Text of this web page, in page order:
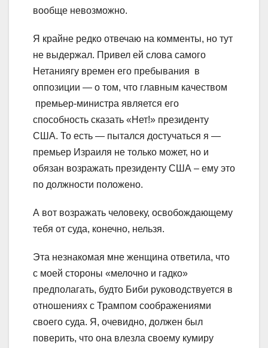
вообще невозможно.
Я крайне редко отвечаю на комменты, но тут
не выдержал. Привел ей слова самого
Нетаниягу времен его пребывания в
оппозиции — о том, что главным качеством
премьер-министра является его
способность сказать «Нет!» президенту
США. То есть — пытался достучаться я —
премьер Израиля не только может, но и
обязан возражать президенту США – ему это
по должности положено.
А вот возражать человеку, освобождающему
тебя от суда, конечно, нельзя.
Эта незнакомая мне женщина ответила, что
с моей стороны «мелочно и гадко»
предполагать, будто Биби руководствуется в
отношениях с Трампом соображениями
своего суда. Я, очевидно, должен был
поверить, что она влезла своему кумиру